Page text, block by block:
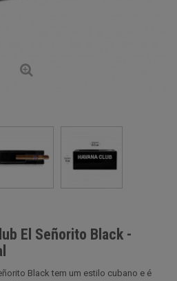
El Señorito Black -
Black tem um estilo cubano e é